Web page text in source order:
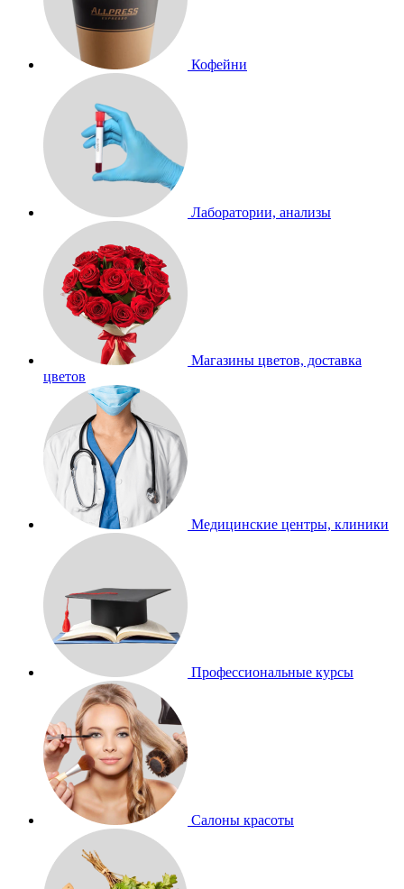
Кофейни
Лаборатории, анализы
Магазины цветов, доставка
цветов
Медицинские центры, клиники
Профессиональные курсы
Салоны красоты